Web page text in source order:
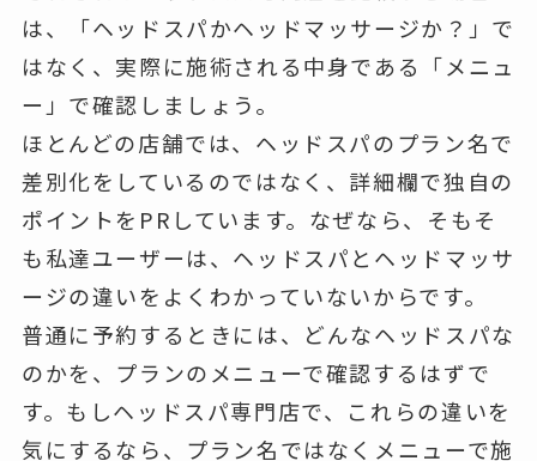
は、「ヘッドスパかヘッドマッサージか？」で
はなく、実際に施術される中身である「メニュ
ー」で確認しましょう。
ほとんどの店舗では、ヘッドスパのプラン名で
差別化をしているのではなく、詳細欄で独自の
ポイントをPRしています。なぜなら、そもそ
も私達ユーザーは、ヘッドスパとヘッドマッサ
ージの違いをよくわかっていないからです。
普通に予約するときには、どんなヘッドスパな
のかを、プランのメニューで確認するはずで
す。もしヘッドスパ専門店で、これらの違いを
気にするなら、プラン名ではなくメニューで施